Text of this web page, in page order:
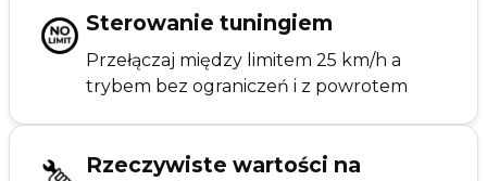
Sterowanie tuningiem
Przełączaj między limitem 25 km/h a
trybem bez ograniczeń i z powrotem
Rzeczywiste wartości na